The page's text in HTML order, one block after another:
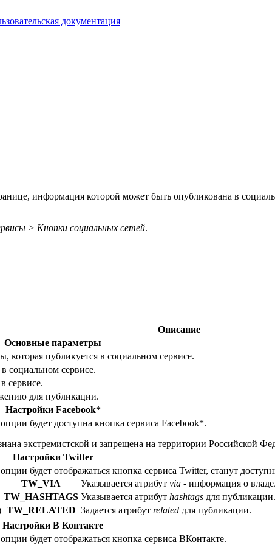
документация
информация которой может быть опубликована в
> Кнопки социальных сетей.
Описание
Основные параметры
которая публикуется в социальном сервисе.
социальном сервисе.
сервисе.
для публикации.
Настройки Facebook*
будет доступна кнопка сервиса Facebook*.
экстремистской и запрещена на территории Российской
Настройки Twitter
будет отображаться кнопка сервиса Twitter, станут
TW_VIA Указывается атрибут via - информация о
TW_HASHTAGS Указывается атрибут hashtags для публикации.
TW_RELATED Задается атрибут related для публикации.
Настройки В Контакте
будет отображаться кнопка сервиса ВКонтакте.